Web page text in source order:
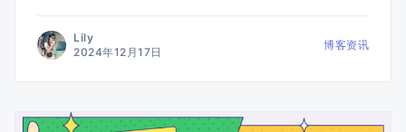
Lily
2024年12月17日
博客资讯